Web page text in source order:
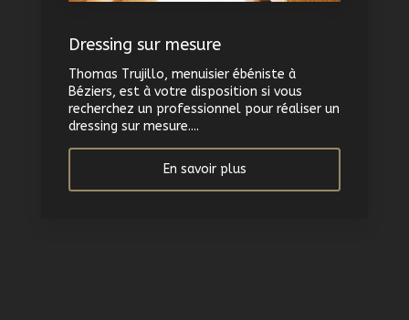
Dressing sur mesure
Thomas Trujillo, menuisier ébéniste à
Béziers, est à votre disposition si vous
recherchez un professionnel pour réaliser un
dressing sur mesure....
En savoir plus